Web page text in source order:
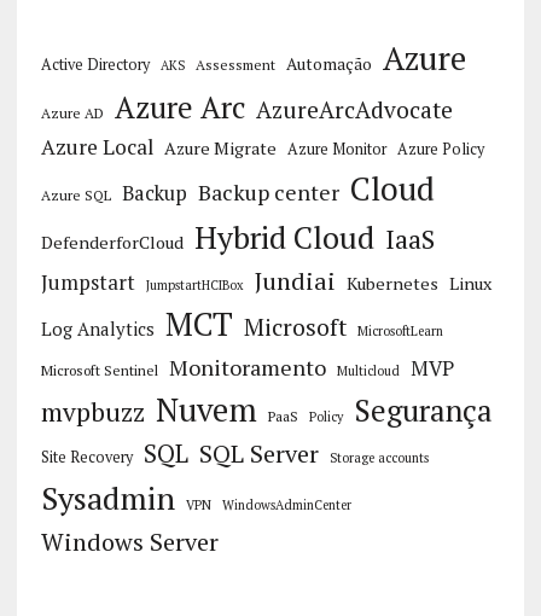
Active Directory AKS Assessment Automação Azure
Azure AD Azure Arc AzureArcAdvocate
Azure Local Azure Migrate Azure Monitor Azure Policy
Azure SQL Backup Backup center Cloud
DefenderforCloud Hybrid Cloud IaaS
Jumpstart JumpstartHCIBox Jundiai Kubernetes Linux
Log Analytics MCT Microsoft MicrosoftLearn
Microsoft Sentinel Monitoramento Multicloud MVP
mvpbuzz Nuvem PaaS Policy Segurança
Site Recovery SQL SQL Server Storage accounts
Sysadmin VPN WindowsAdminCenter
Windows Server